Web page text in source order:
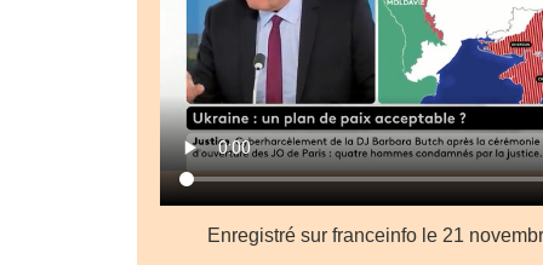
Enregistré sur franceinfo le 21